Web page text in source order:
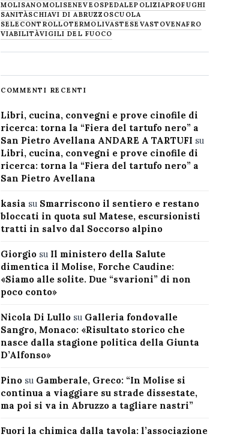
MOLISANOMOLISENEVE OSPEDALEPOLIZIAPROFUGHI
SANITÀSCHIAVI DI ABRUZZOSCUOLA
SELECONTROLLOTERMOLIVASTESE VASTOVENAFRO
VIABILITÀVIGILI DEL FUOCO
COMMENTI RECENTI
Libri, cucina, convegni e prove cinofile di
ricerca: torna la “Fiera del tartufo nero” a
San Pietro Avellana ANDARE A TARTUFI su
Libri, cucina, convegni e prove cinofile di
ricerca: torna la “Fiera del tartufo nero” a
San Pietro Avellana
kasia su Smarriscono il sentiero e restano
bloccati in quota sul Matese, escursionisti
tratti in salvo dal Soccorso alpino
Giorgiosu Il ministero della Salute
dimentica il Molise, Forche Caudine:
«Siamo alle solite. Due “svarioni” di non
poco conto»
Nicola Di Lullosu Galleria fondovalle
Sangro, Monaco: «Risultato storico che
nasce dalla stagione politica della Giunta
D’Alfonso»
Pinosu Gamberale, Greco: “In Molise si
continua a viaggiare su strade dissestate,
ma poi si va in Abruzzo a tagliare nastri”
Fuori la chimica dalla tavola: l’associazione